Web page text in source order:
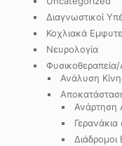
Διαγνωστικοί
Κοχλιακά
Νευρολογία
Ανάλυση
Ανάρτηση
Διάδρομοι